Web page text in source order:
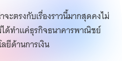
ะตรงกับเรื่องราวนี้มากสุดคงไม่
ได้ทำแค่ธุรกิจธนาคารพาณิชย์
ยีด้านการเงิน